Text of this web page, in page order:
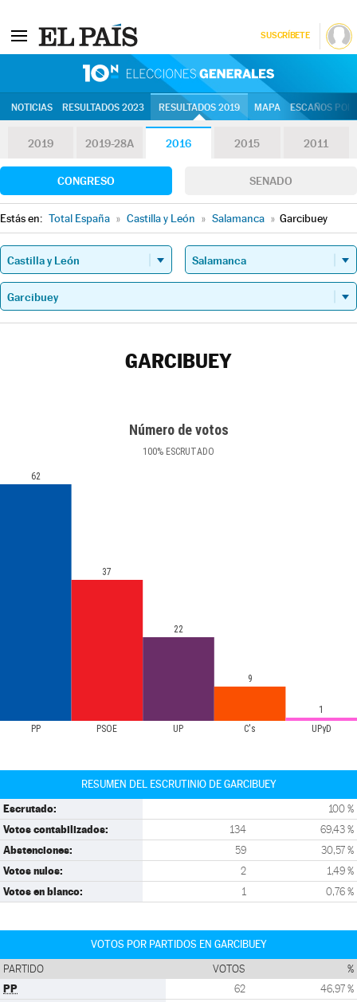
SUSCRÍBETE
NOTICIAS RESULTADOS 2023 RESULTADOS 2019 MAPA ESCAÑOS
2019 2019-28A 2016 2015 2011
CONGRESO SENADO
Estás en: Total España » Castilla y León » Salamanca » Garcibuey
GARCIBUEY
Número de votos
100% ESCRUTADO
PP PSOE UP C's UPyD
62
37
22
9
1
RESUMEN DEL ESCRUTINIO DE GARCIBUEY
Escrutado: 100 %
Votos contabilizados: 134 69,43 %
Abstenciones: 59 30,57 %
Votos nulos: 2 1,49 %
Votos en blanco: 1 0,76 %
VOTOS POR PARTIDOS EN GARCIBUEY
PARTIDO VOTOS %
PP 62 46,97 %